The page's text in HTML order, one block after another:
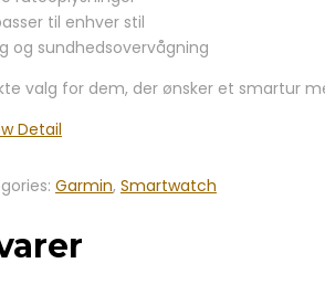
til enhver stil
og sundhedsovervågning
valg for dem, der ønsker et smartur
Detail
Garmin, Smartwatch